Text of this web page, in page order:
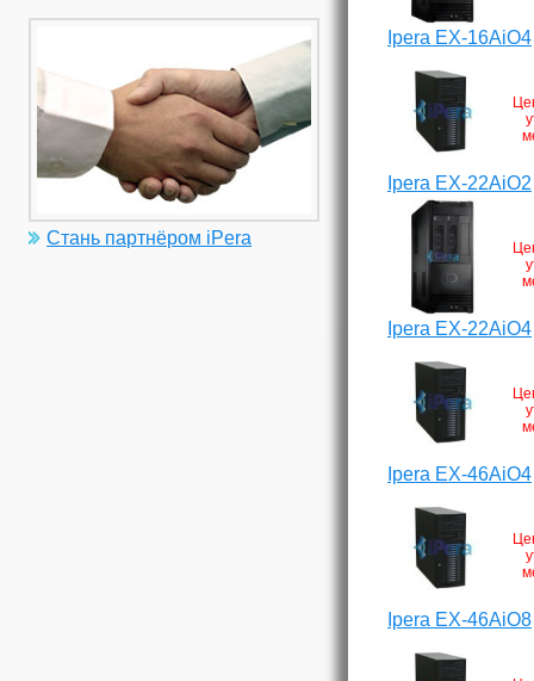
Стань партнёром iPera
Ipera EX-16AiO4
Ipera EX-22AiO2
Ipera EX-22AiO4
Ipera EX-46AiO4
Ipera EX-46AiO8